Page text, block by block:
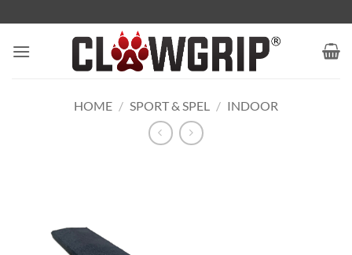
naar
inhoud
HOME / SPORT & SPEL / INDOOR